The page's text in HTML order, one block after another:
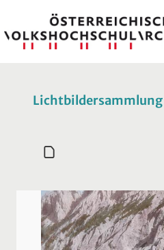
Lichtbildersammlung